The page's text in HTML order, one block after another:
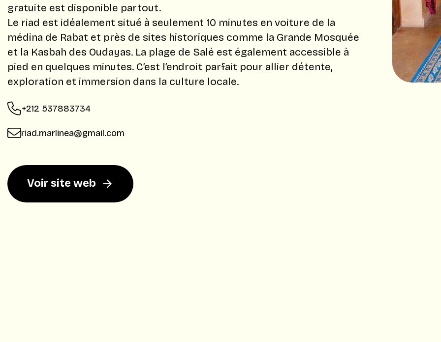
gratuite est disponible partout.
Le riad est idéalement situé à seulement 10 minutes en voiture de la
médina de Rabat et près de sites historiques comme la Grande Mosquée
et la Kasbah des Oudayas. La plage de Salé est également accessible à
pied en quelques minutes. C’est l’endroit parfait pour allier détente,
exploration et immersion dans la culture locale.
+212 537883734
riad.marlinea@gmail.com
Voir site web